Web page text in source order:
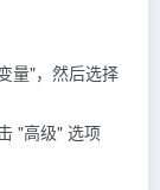
量"，然后选择
"高级" 选项